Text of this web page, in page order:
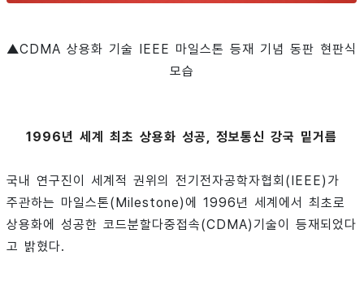
▲CDMA 상용화 기술 IEEE 마일스톤 등재 기념 동판 현판식
모습
1996년 세계 최초 상용화 성공, 정보통신 강국 밑거름
국내 연구진이 세계적 권위의 전기전자공학자협회(IEEE)가
주관하는 마일스톤(Milestone)에 1996년 세계에서 최초로
상용화에 성공한 코드분할다중접속(CDMA)기술이 등재되었다
고 밝혔다.